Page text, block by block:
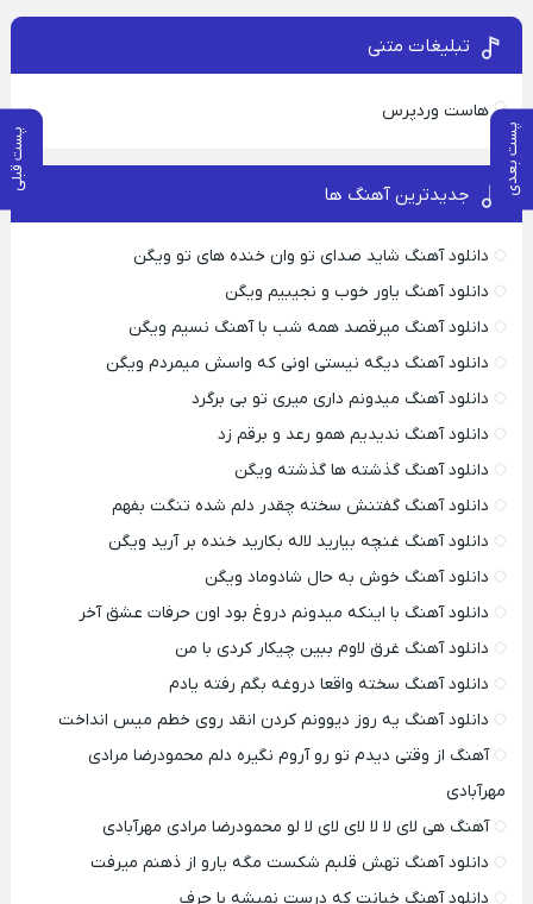
پست بعدی پست قبلی
تبلیغات متنی
هاست وردپرس
جدیدترین آهنگ ها
دانلود آهنگ شاید صدای تو وان خنده های تو ویگن
دانلود آهنگ یاور خوب و نجیبیم ویگن
دانلود آهنگ میرقصد همه شب با آهنگ نسیم ویگن
دانلود آهنگ دیگه نیستی اونی که واسش میمردم ویگن
دانلود آهنگ میدونم داری میری تو بی برگرد
دانلود آهنگ ندیدیم همو رعد و برقم زد
دانلود آهنگ گذشته ها گذشته ویگن
دانلود آهنگ گفتنش سخته چقدر دلم شده تنگت بفهم
دانلود آهنگ غنچه بیارید لاله بکارید خنده بر آرید ویگن
دانلود آهنگ خوش به حال شادوماد ویگن
دانلود آهنگ با اینکه میدونم دروغ بود اون حرفات عشق آخر
دانلود آهنگ غرق لاوم ببین چیکار کردی با من
دانلود آهنگ سخته واقعا دروغه بگم رفته یادم
دانلود آهنگ یه روز دیوونم کردن انقد روی خطم میس انداخت
آهنگ از وقتی دیدم تو رو آروم نگیره دلم محمودرضا مرادی
مهرآبادی
آهنگ هی لای لا لا لای لای لا لو محمودرضا مرادی مهرآبادی
دانلود آهنگ تهش قلبم شکست مگه یارو از ذهنم میرفت
دانلود آهنگ خیانت که درست نمیشه با حرف